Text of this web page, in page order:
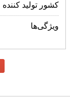
کشور تولید کننده
ویژگی‌ها